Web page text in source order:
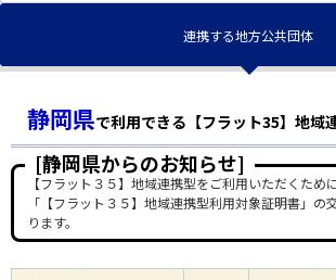
連携する地方公共団体
静岡県で利用できる【フラット35】地域
[静岡県からのお知らせ]
【フラット３５】地域連携型をご利用いただくため
「【フラット３５】地域連携型利用対象証明書」の
ります。